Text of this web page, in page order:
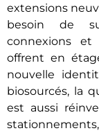
extensions
besoin de
connexions et
offrent en
nouvelle
biosourcés, la
est aussi